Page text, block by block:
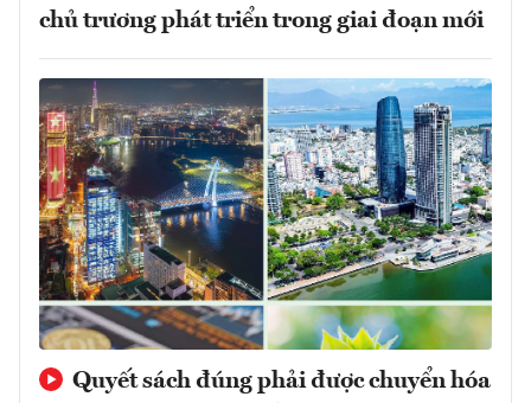
chủ trương phát triển trong giai đoạn mới
Quyết sách đúng phải được chuyển hóa